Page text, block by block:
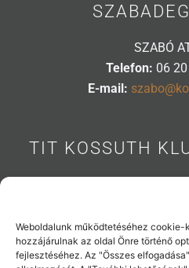
Weboldalunk működtetéséhez cookie-
hozzájárulnak az oldal Önre történő
fejlesztéséhez. Az "Összes
SZABÓ
Telefon: 06
E-mail:
TIT KOSSUTH
E-mail: